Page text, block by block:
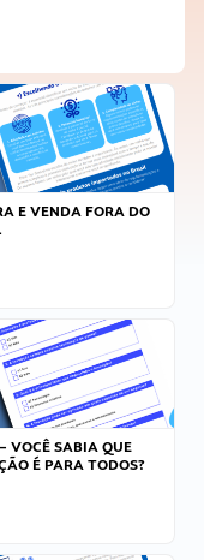
E VENDA FORA DO
VOCÊ SABIA QUE
É PARA TODOS?